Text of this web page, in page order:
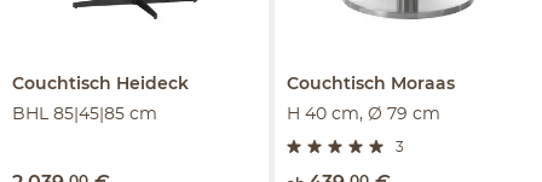
Couchtisch Heideck
BHL 85|45|85 cm
Couchtisch Moraas
H 40 cm, Ø 79 cm
3